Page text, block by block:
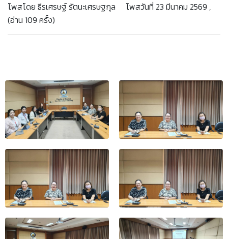
โพสโดย ธีรเศรษฐ์ รัตนะเศรษฐกุล โพสวันที่ 23 มีนาคม 2569 ,
(อ่าน 109 ครั้ง)